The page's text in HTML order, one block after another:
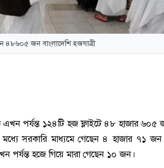
৪৮৬০৫ জন বাংলাদেশি হজযাত্রী
এখন পর্যন্ত ১২৪টি হজ ফ্লাইটে ৪৮ হাজার ৬০৫
সরকারি মাধ্যমে গেছেন ৪ হাজার ৭১
পর্যন্ত হজে গিয়ে মারা গেছেন ১০ জন।